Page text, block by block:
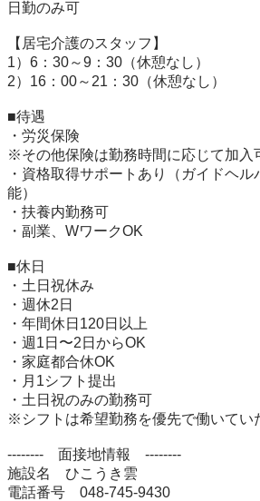
日勤のみ可
【居宅介護のスタッフ】
1）6：30～9：30（休憩なし）
2）16：00～21：30（休憩なし）
■待遇
・労災保険
※その他保険は勤務時間に応じて加入
・資格取得サポートあり（ガイドヘ
能）
・扶養内勤務可
・副業、WワークOK
■休日
・土日祝休み
・週休2日
・年間休日120日以上
・週1日〜2日からOK
・家庭都合休OK
・月1シフト提出
・土日祝のみの勤務可
※シフトは希望勤務を優先で働いてい
--------　面接地情報　--------
施設名	ひこうき雲
電話番号	048-745-9430